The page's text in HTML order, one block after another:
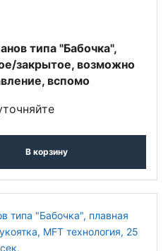
типа "Бабочка",
закрытое, возможно
вспомо
В корзину